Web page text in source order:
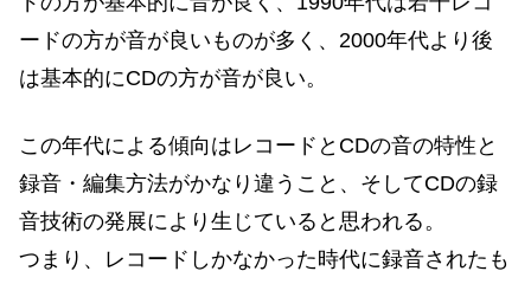
ードの方が音が良いものが多く、2000年代より後
は基本的にCDの方が音が良い。
この年代による傾向はレコードとCDの音の特性と
録音・編集方法がかなり違うこと、そしてCDの録
音技術の発展により生じていると思われる。
つまり、レコードしかなかった時代に録音されたも